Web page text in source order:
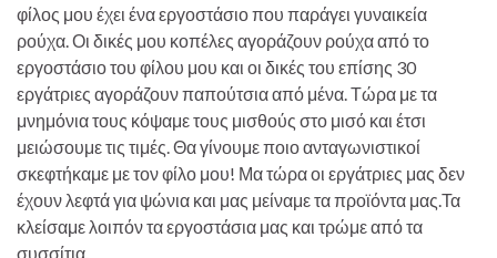
φίλος μου έχει ένα εργοστάσιο που παράγει γυναικεία
ρούχα. Οι δικές μου κοπέλες αγοράζουν ρούχα από το
εργοστάσιο του φίλου μου και οι δικές του επίσης 30
εργάτριες αγοράζουν παπούτσια από μένα. Τώρα με τα
μνημόνια τους κόψαμε τους μισθούς στο μισό και έτσι
μειώσουμε τις τιμές. Θα γίνουμε ποιο ανταγωνιστικοί
σκεφτήκαμε με τον φίλο μου! Μα τώρα οι εργάτριες μας δεν
έχουν λεφτά για ψώνια και μας μείναμε τα προϊόντα μας.Τα
κλείσαμε λοιπόν τα εργοστάσια μας και τρώμε από τα
συσσίτια.